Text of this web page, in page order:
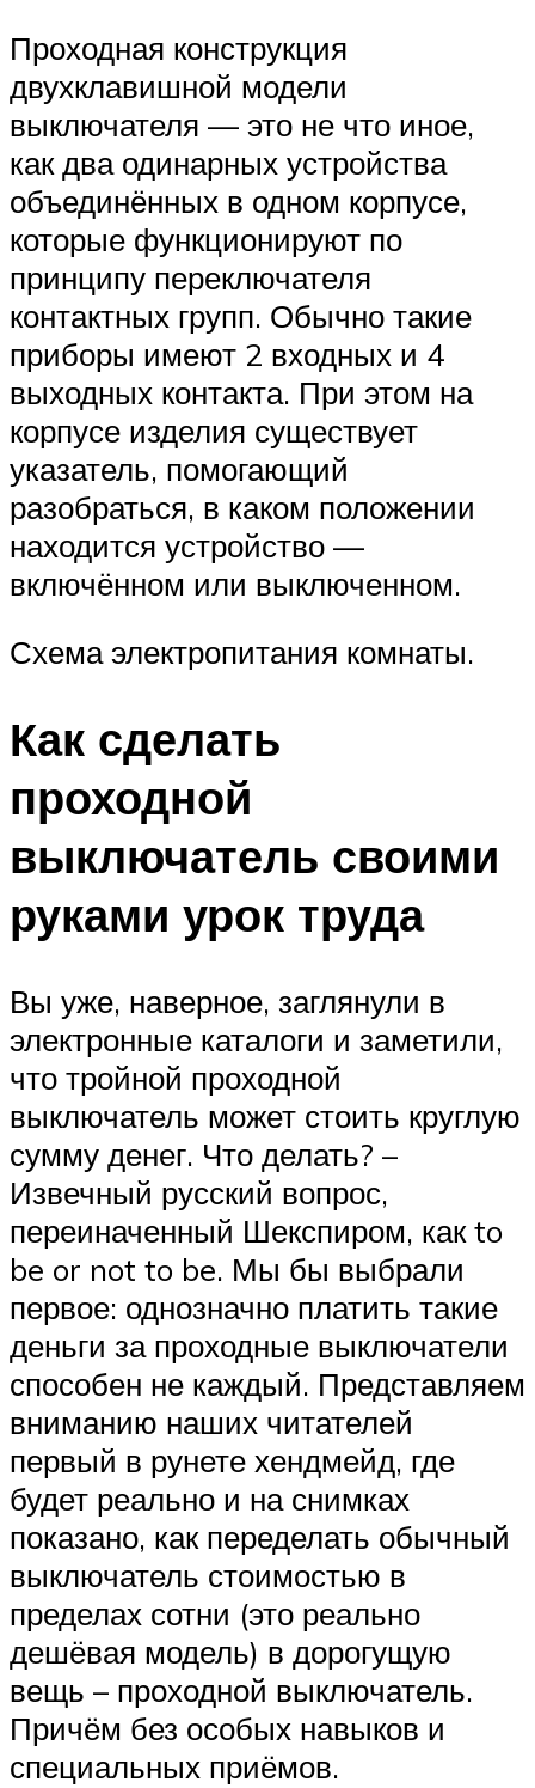
Проходная конструкция
двухклавишной модели
выключателя — это не что иное,
как два одинарных устройства
объединённых в одном корпусе,
которые функционируют по
принципу переключателя
контактных групп. Обычно такие
приборы имеют 2 входных и 4
выходных контакта. При этом на
корпусе изделия существует
указатель, помогающий
разобраться, в каком положении
находится устройство —
включённом или выключенном.
Схема электропитания комнаты.
Как сделать
проходной
выключатель своими
руками урок труда
Вы уже, наверное, заглянули в
электронные каталоги и заметили,
что тройной проходной
выключатель может стоить круглую
сумму денег. Что делать? –
Извечный русский вопрос,
переиначенный Шекспиром, как to
be or not to be. Мы бы выбрали
первое: однозначно платить такие
деньги за проходные выключатели
способен не каждый. Представляем
вниманию наших читателей
первый в рунете хендмейд, где
будет реально и на снимках
показано, как переделать обычный
выключатель стоимостью в
пределах сотни (это реально
дешёвая модель) в дорогущую
вещь – проходной выключатель.
Причём без особых навыков и
специальных приёмов.